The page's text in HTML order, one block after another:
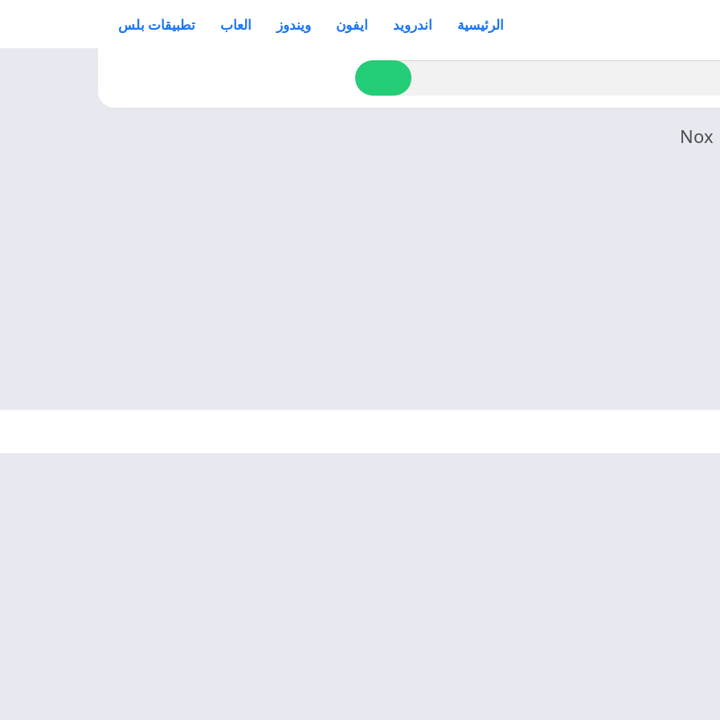
الرئيسية اندرويد ايفون ويندوز العاب تطبيقات بلس